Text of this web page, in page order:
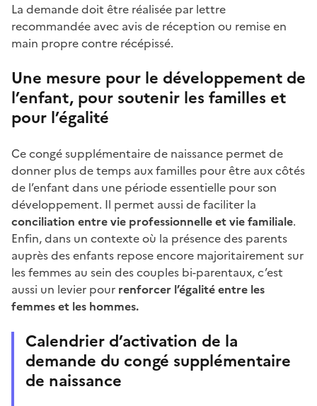
La demande doit être réalisée par lettre
recommandée avec avis de réception ou remise en
main propre contre récépissé.
Une mesure pour le développement de
l’enfant, pour soutenir les familles et
pour l’égalité
Ce congé supplémentaire de naissance permet de
donner plus de temps aux familles pour être aux côtés
de l’enfant dans une période essentielle pour son
développement. Il permet aussi de faciliter la
conciliation entre vie professionnelle et vie familiale.
Enfin, dans un contexte où la présence des parents
auprès des enfants repose encore majoritairement sur
les femmes au sein des couples bi-parentaux, c’est
aussi un levier pour renforcer l’égalité entre les
femmes et les hommes.
Calendrier d’activation de la
demande du congé supplémentaire
de naissance